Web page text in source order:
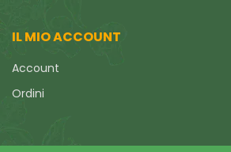
IL MIO ACCOUNT
Account
Ordini